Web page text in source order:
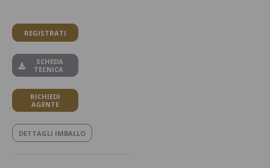
REGISTRATI
SCHEDA
TECNICA
RICHIEDI
AGENTE
DETTAGLI IMBALLO